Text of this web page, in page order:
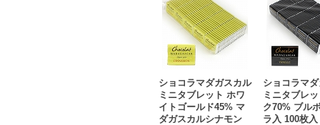
ショコラマダガスカル
ミニタブレット ホワ
イトゴールド45% マ
ダガスカルシナモン
ショコラマ
ミニタブレ
ク70% ブル
ラ入 100枚入